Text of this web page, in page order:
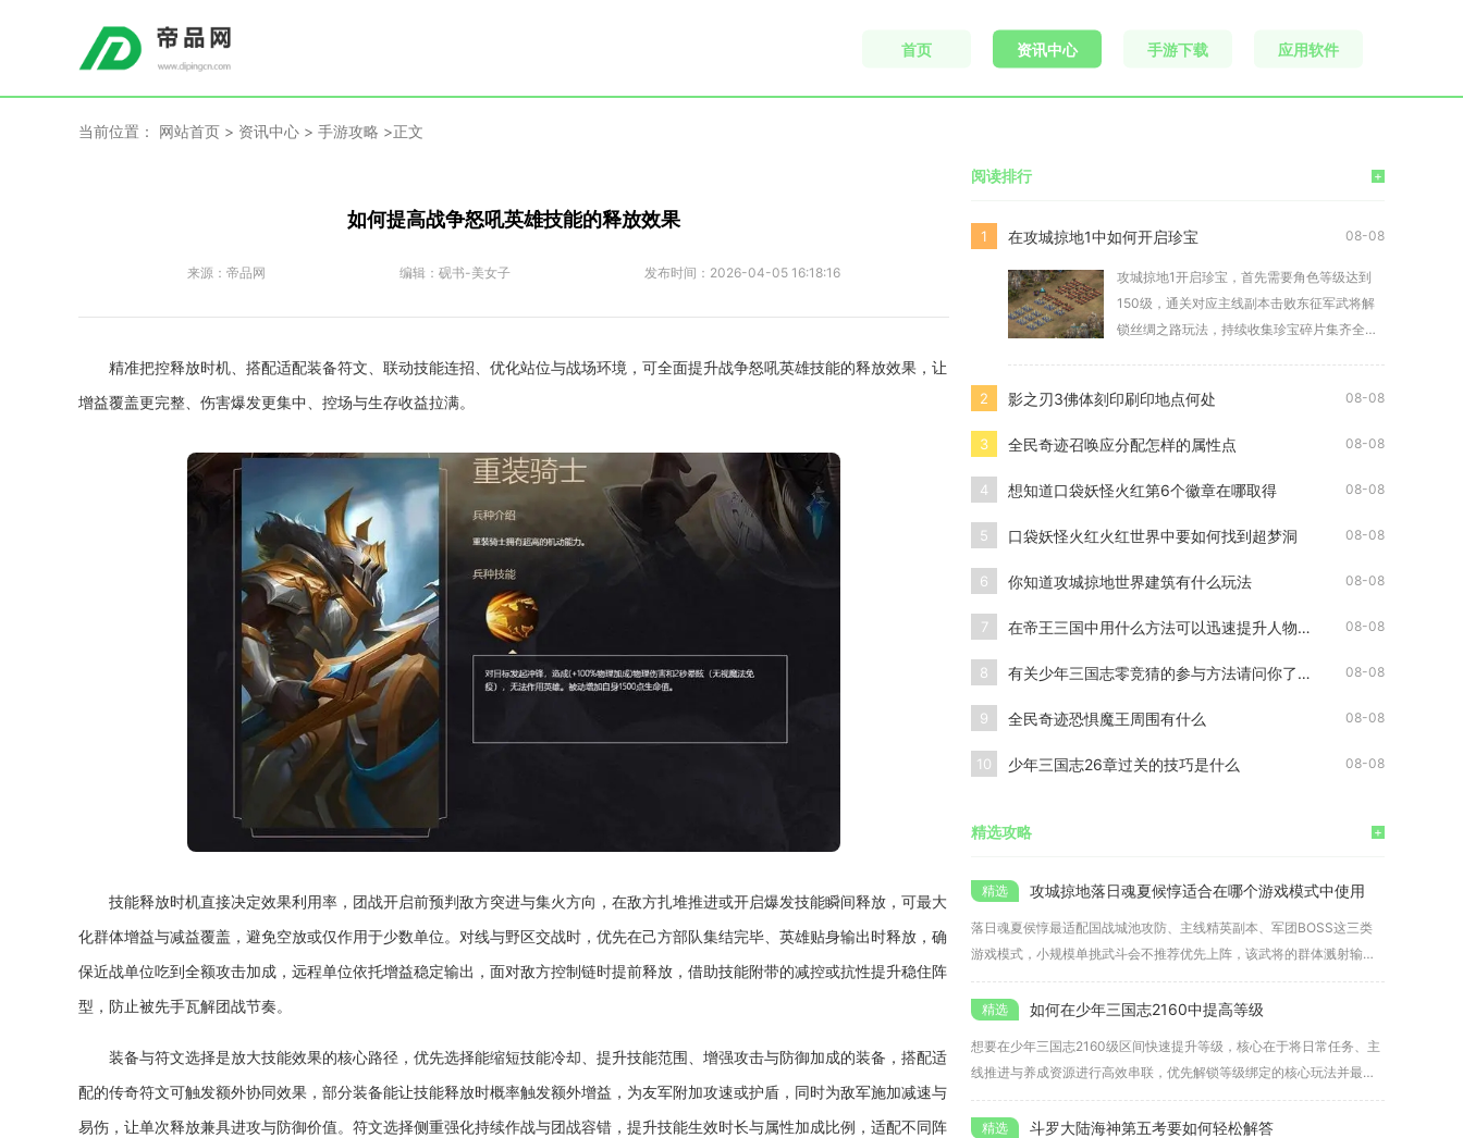
首页 资讯中心 手游下载 应用软件
当前位置： 网站首页 > 资讯中心 > 手游攻略 >正文
如何提高战争怒吼英雄技能的释放效果
来源： 帝品网 编辑： 砚书-美女子 发布时间： 2026-04-05 16:18:16
精准把控释放时机、搭配适配装备符文、联动技能连招、优化站位与战场环境，可全面提升战争怒吼英雄技能的释放效果，让
增益覆盖更完整、伤害爆发更集中、控场与生存收益拉满。
技能释放时机直接决定效果利用率，团战开启前预判敌方突进与集火方向，在敌方扎堆推进或开启爆发技能瞬间释放，可最大
化群体增益与减益覆盖，避免空放或仅作用于少数单位。对线与野区交战时，优先在己方部队集结完毕、英雄贴身输出时释放，确
保近战单位吃到全额攻击加成，远程单位依托增益稳定输出，面对敌方控制链时提前释放，借助技能附带的减控或抗性提升稳住阵
型，防止被先手瓦解团战节奏。
装备与符文选择是放大技能效果的核心路径，优先选择能缩短技能冷却、提升技能范围、增强攻击与防御加成的装备，搭配适
配的传奇符文可触发额外协同效果，部分装备能让技能释放时概率触发额外增益，为友军附加攻速或护盾，同时为敌军施加减速与
易伤，让单次释放兼具进攻与防御价值。符文选择侧重强化持续作战与团战容错，提升技能生效时长与属性加成比例，适配不同阵
阅读排行 +
1 在攻城掠地1中如何开启珍宝 08-08
攻城掠地1开启珍宝，首先需要角色等级达到
150级，通关对应主线副本击败东征军武将解
锁丝绸之路玩法，持续收集珍宝碎片集齐全部
2 影之刃3佛体刻印刷印地点何处 08-08
3 全民奇迹召唤应分配怎样的属性点 08-08
4 想知道口袋妖怪火红第6个徽章在哪取得 08-08
5 口袋妖怪火红火红世界中要如何找到超梦洞 08-08
6 你知道攻城掠地世界建筑有什么玩法 08-08
7 在帝王三国中用什么方法可以迅速提升人物等级 08-08
8 有关少年三国志零竞猜的参与方法请问你了解吗 08-08
9 全民奇迹恐惧魔王周围有什么 08-08
10 少年三国志26章过关的技巧是什么 08-08
精选攻略 +
攻城掠地落日魂夏候惇适合在哪个游戏模式中使用
落日魂夏侯惇最适配国战城池攻防、主线精英副本、军团BOSS这三类
游戏模式，小规模单挑武斗会不推荐优先上阵，该武将的群体溅射输
出、反
如何在少年三国志2160中提高等级
想要在少年三国志2160级区间快速提升等级，核心在于将日常任务、主
线推进与养成资源进行高效串联，优先解锁等级绑定的核心玩法并最大
化
斗罗大陆海神第五考要如何轻松解答